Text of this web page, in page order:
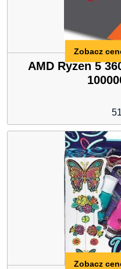
AMD Ryzen 5
Zobacz
Zobacz